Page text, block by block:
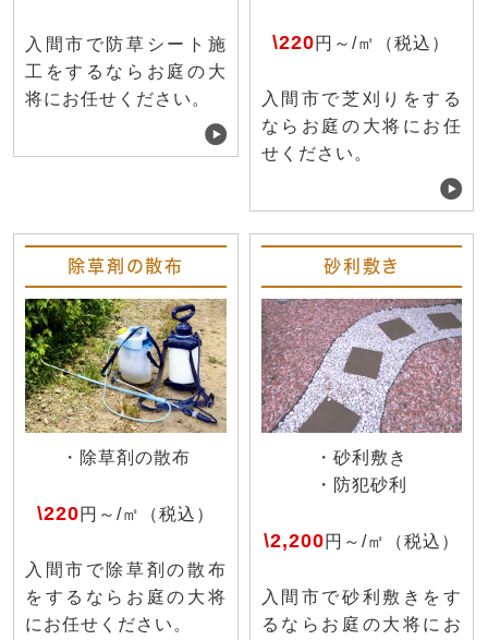
入間市で防草シート施
工をするならお庭の大
将にお任せください。
\220円～/㎡（税込）
入間市で芝刈りをする
ならお庭の大将にお任
せください。
除草剤の散布
・除草剤の散布
\220円～/㎡（税込）
入間市で除草剤の散布
をするならお庭の大将
にお任せください。
砂利敷き
・砂利敷き
・防犯砂利
\2,200円～/㎡（税込）
入間市で砂利敷きをす
るならお庭の大将にお